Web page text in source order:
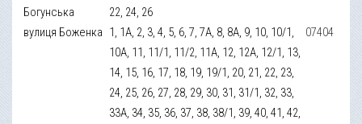
Богунська
22, 24, 26
вулиця Боженка 1, 1А, 2, 3, 4, 5, 6, 7, 7А, 8, 8А, 9, 10, 10/1,
10А, 11, 11/1, 11/2, 11А, 12, 12А, 12/1, 13,
14, 15, 16, 17, 18, 19, 19/1, 20, 21, 22, 23,
24, 25, 26, 27, 28, 29, 30, 31, 31/1, 32, 33,
33А, 34, 35, 36, 37, 38, 38/1, 39, 40, 41, 42,
07404